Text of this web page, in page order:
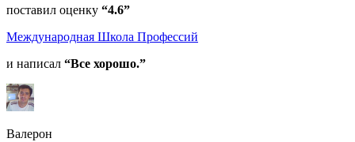
поставил оценку “4.6”
Международная Школа Профессий
и написал “Все хорошо.”
Валерон